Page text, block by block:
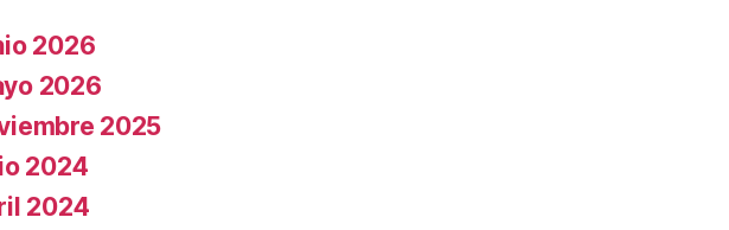
2026
2026
2025
2024
2024